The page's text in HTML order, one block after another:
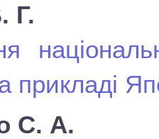
Г.
С. А.